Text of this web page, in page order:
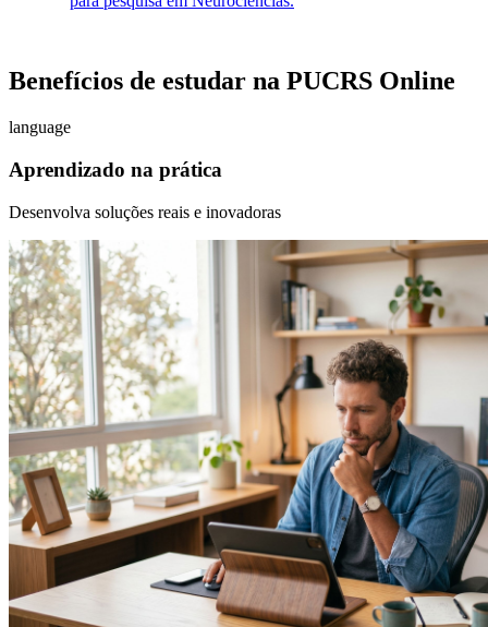
Benefícios de estudar na PUCRS Online
language
Aprendizado na prática
Desenvolva soluções reais e inovadoras